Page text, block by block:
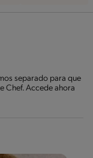
separado para que
Chef. Accede ahora